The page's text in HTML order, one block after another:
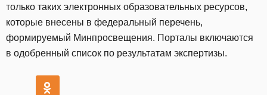
только таких электронных образовательных ресурсов,
которые внесены в федеральный перечень,
формируемый Минпросвещения. Порталы включаются
в одобренный список по результатам экспертизы.